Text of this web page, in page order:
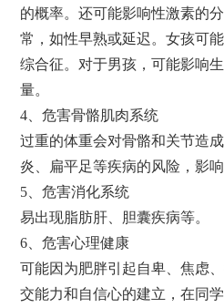
的概率。还可能影响性激素的
常，如性早熟或延迟。女孩可
综合征。对于男孩，可能影响
量。
4、危害骨骼肌肉系统
过重的体重会对骨骼和关节造
炎、扁平足等疾病的风险，影
5、危害消化系统
易出现脂肪肝、胆囊疾病等。
6、危害心理健康
可能因为肥胖引起自卑、焦虑
交能力和自信心的建立，在同